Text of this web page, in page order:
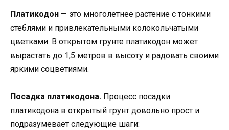
Платикодон — это многолетнее растение с тонкими
стеблями и привлекательными колокольчатыми
цветками. В открытом грунте платикодон может
вырастать до 1,5 метров в высоту и радовать своими
яркими соцветиями.
Посадка платикодона. Процесс посадки
платикодона в открытый грунт довольно прост и
подразумевает следующие шаги: